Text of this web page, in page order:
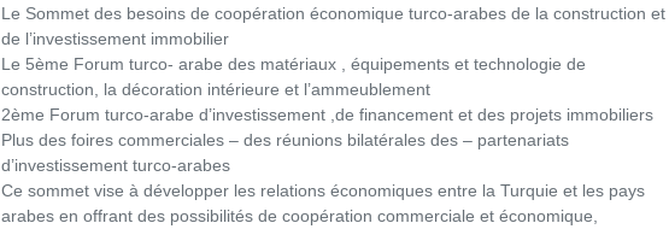
Le Sommet des besoins de coopération économique turco-arabes de la construction et
de l’investissement immobilier
Le 5ème Forum turco- arabe des matériaux , équipements et technologie de
construction, la décoration intérieure et l’ammeublement
2ème Forum turco-arabe d’investissement ,de financement et des projets immobiliers
Plus des foires commerciales – des réunions bilatérales des – partenariats
d’investissement turco-arabes
Ce sommet vise à développer les relations économiques entre la Turquie et les pays
arabes en offrant des possibilités de coopération commerciale et économique,